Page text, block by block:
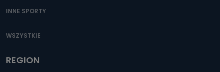
INNE SPORTY
WSZYSTKIE
REGION